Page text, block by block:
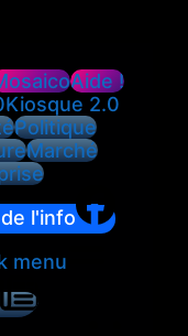
Aide !
Kiosque 2.0
Politique
Marché
l'info
menu